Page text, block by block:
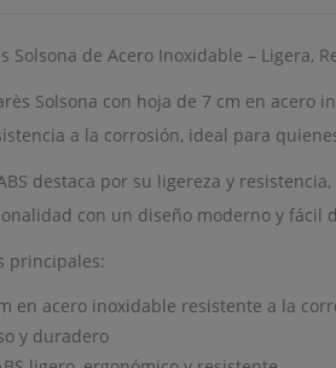
Solsona de Acero Inoxidable – Ligera,
Solsona con hoja de 7 cm en
a la corrosión, ideal para
destaca por su ligereza y
con un diseño moderno y fácil
principales:
en acero inoxidable resistente a la
y duradero